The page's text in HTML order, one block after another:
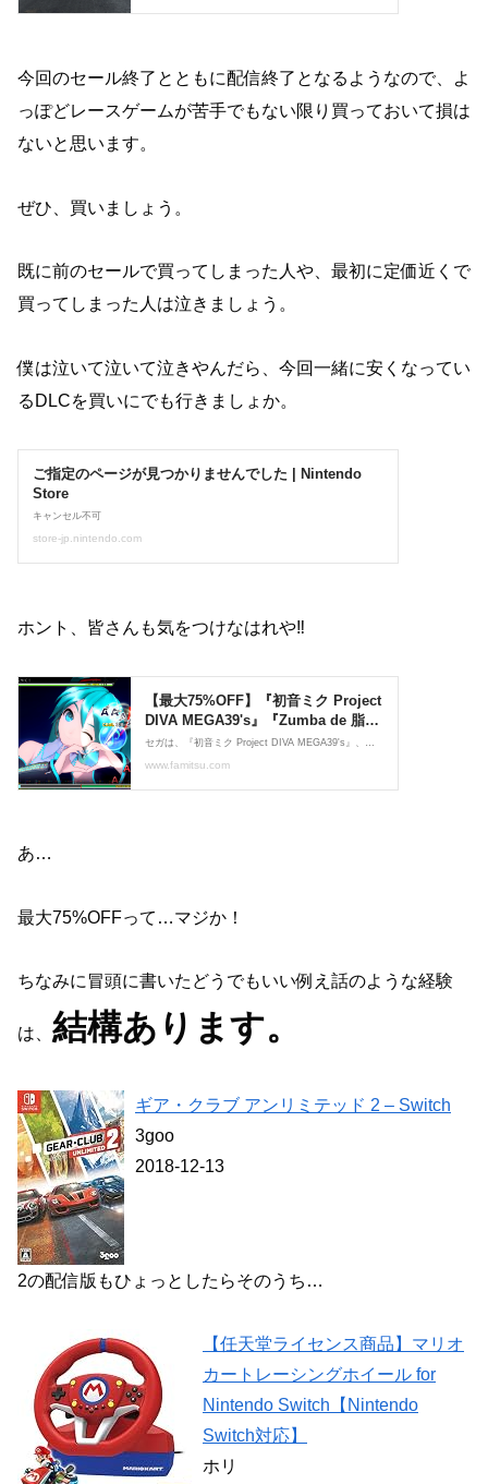
今回のセール終了とともに配信終了となるようなので、よ
っぽどレースゲームが苦手でもない限り買っておいて損は
ないと思います。
ぜひ、買いましょう。
既に前のセールで買ってしまった人や、最初に定価近くで
買ってしまった人は泣きましょう。
僕は泣いて泣いて泣きやんだら、今回一緒に安くなってい
るDLCを買いにでも行きましょか。
ホント、皆さんも気をつけなはれや‼︎
あ…
最大75%OFFって…マジか！
ちなみに冒頭に書いたどうでもいい例え話のような経験
は、 結構あります。
ギア・クラブ アンリミテッド 2 – Switch
3goo
2018-12-13
2の配信版もひょっとしたらそのうち…
【任天堂ライセンス商品】マリオ
カートレーシングホイール for
Nintendo Switch【Nintendo
Switch対応】
ホリ